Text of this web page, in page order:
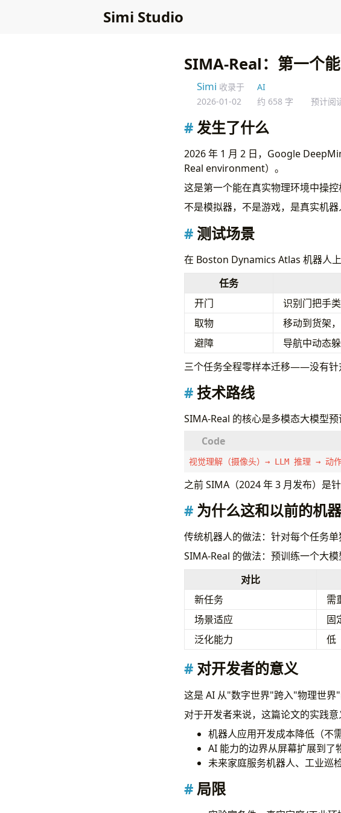
Simi Studio
SIMA-Real：第一个
Simi 收录于
AI
2026-01-02
约 658 字 预计阅
发生了什么
2026 年 1 月 2 日，Google
Real environment）。
这是第一个能在真实物理环境中操
不是模拟器，不是游戏，是真实机器
测试场景
在 Boston Dynamics Atlas 机器人上
任务
开门
识别门把手
取物
移动到货架
避障
导航中动态
三个任务全程零样本迁移——没有针
技术路线
SIMA-Real 的核心是多模态大模型预
视觉理解（摄像头）→ LLM 推理 → 动
之前 SIMA（2024 年 3 月发布）是
为什么这和以前的机
传统机器人的做法：针对每个任务单
SIMA-Real 的做法：预训练一个大
对比
新任务
需
场景适应
固
泛化能力
低
对开发者的意义
这是 AI 从"数字世界"跨入"物理世界"
对于开发者来说，这篇论文的实践意
机器人应用开发成本降低（不
AI 能力的边界从屏幕扩展到了
未来家庭服务机器人、工业巡
局限